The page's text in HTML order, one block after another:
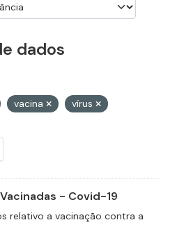
dados
vacina
vírus
- Covid-19
relativo a vacinação contra a